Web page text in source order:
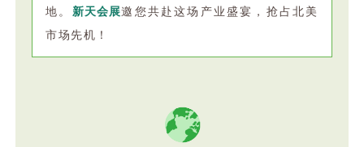
地。 新天会展邀您共赴这场产业盛宴，抢占北美
市场先机！